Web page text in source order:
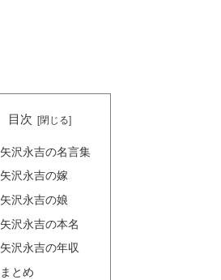
目次
矢沢永吉の名言集
矢沢永吉の嫁
矢沢永吉の娘
矢沢永吉の本名
矢沢永吉の年収
まとめ